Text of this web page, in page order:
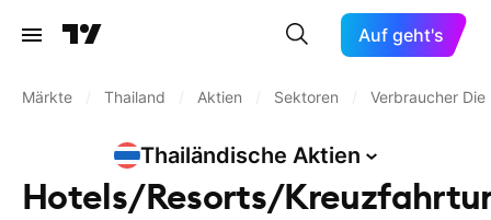
Auf geht's
Märkte Thailand Aktien Sektoren Verbraucher
Thailändische Aktien
Hotels/Resorts/